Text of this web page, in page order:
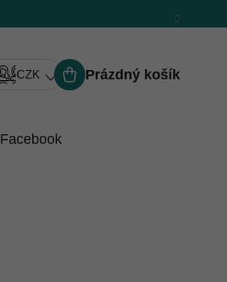
Nákupní
Prázdný košík
CZK
Facebook